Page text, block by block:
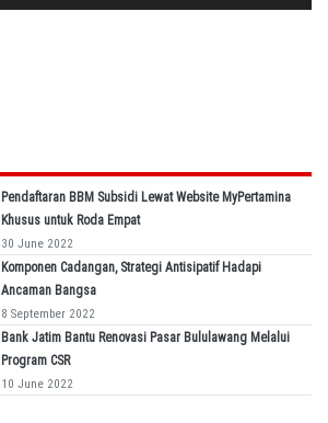
Pendaftaran BBM Subsidi Lewat Website MyPertamina
Khusus untuk Roda Empat
30 June 2022
Komponen Cadangan, Strategi Antisipatif Hadapi
Ancaman Bangsa
8 September 2022
Bank Jatim Bantu Renovasi Pasar Bululawang Melalui
Program CSR
10 June 2022